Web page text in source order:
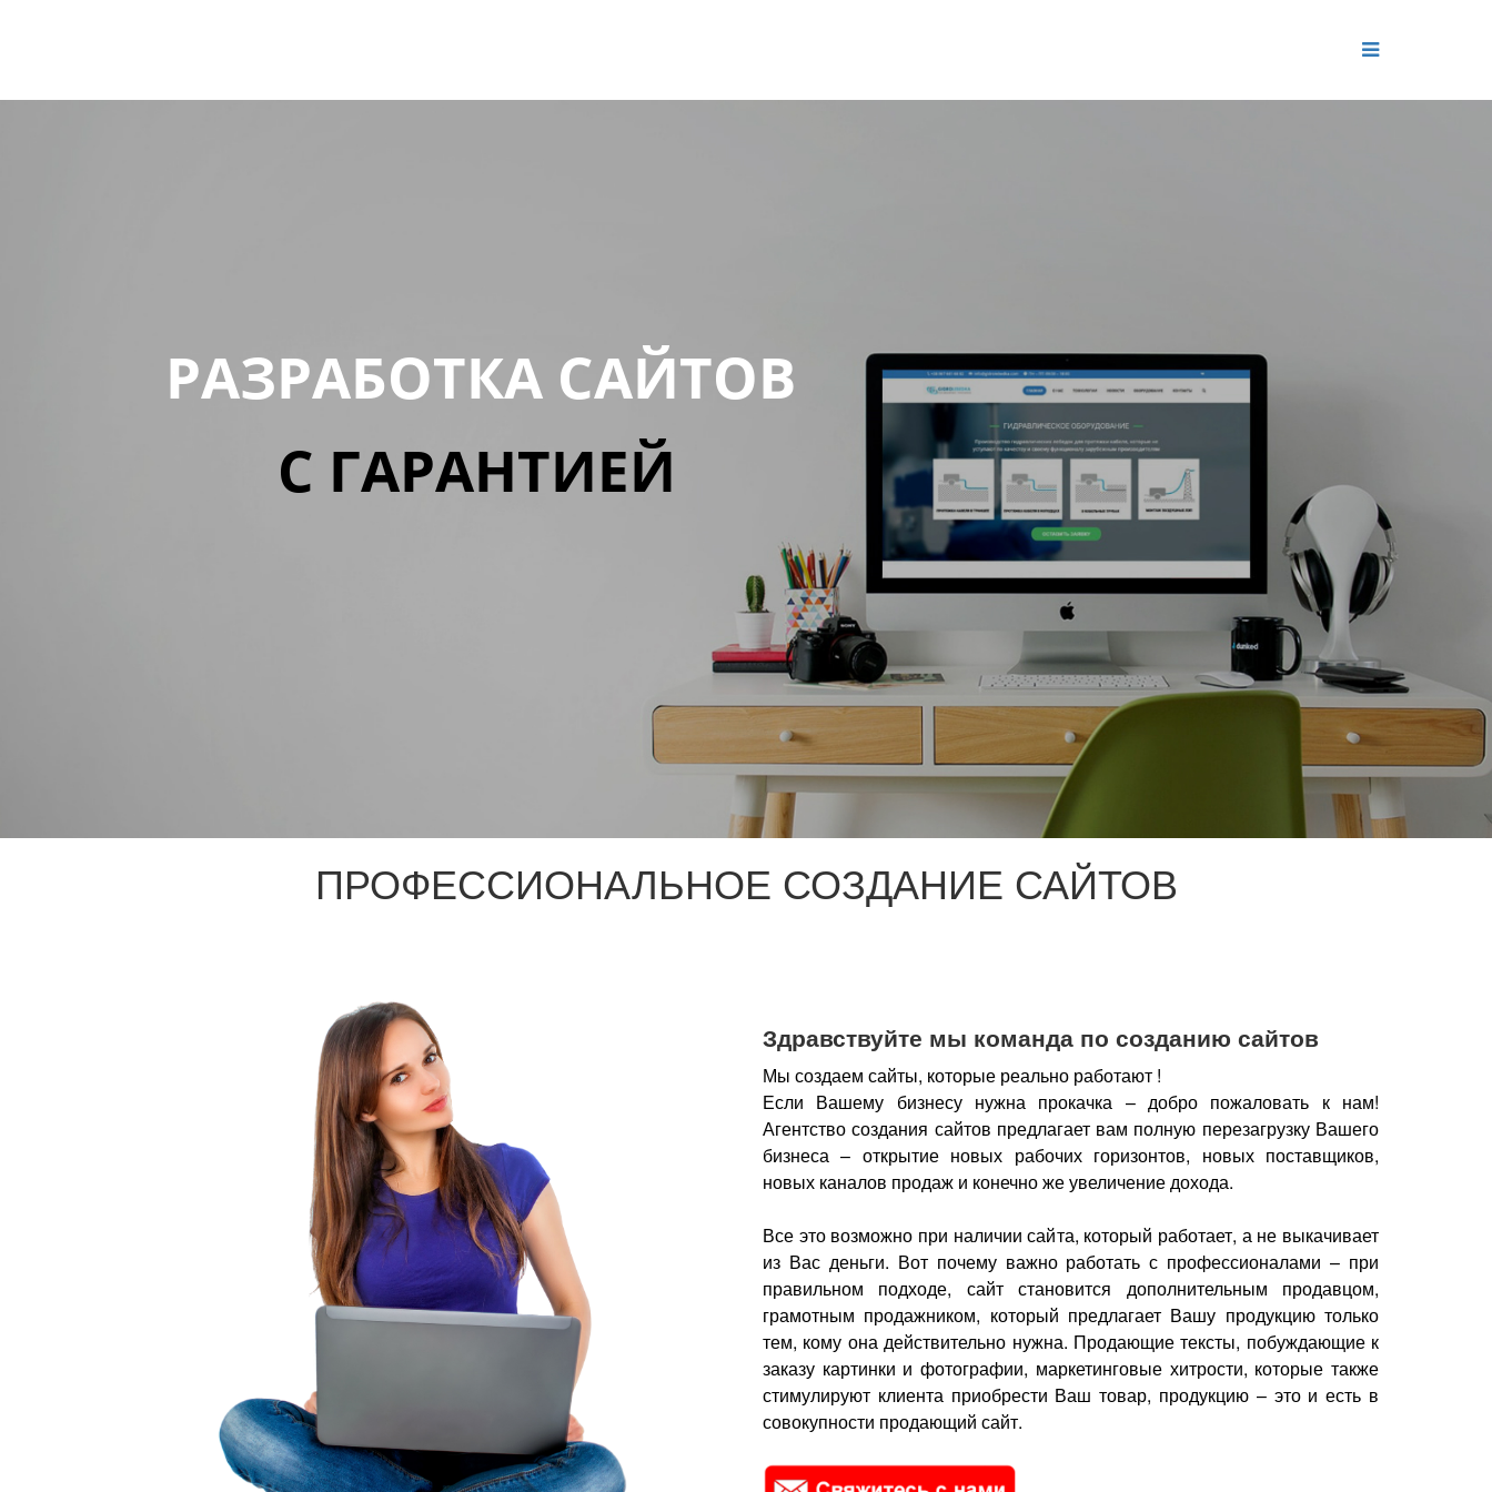
РАЗРАБОТКА САЙТОВ
С ГАРАНТИЕЙ
ПРОФЕССИОНАЛЬНОЕ СОЗДАНИЕ САЙТОВ
Здравствуйте мы команда по созданию сайтов
Мы создаем сайты, которые реально работают !
Если Вашему бизнесу нужна прокачка – добро пожаловать к нам!
Агентство создания сайтов предлагает вам полную перезагрузку Вашего
бизнеса – открытие новых рабочих горизонтов, новых поставщиков,
новых каналов продаж и конечно же увеличение дохода.
Все это возможно при наличии сайта, который работает, а не выкачивает
из Вас деньги. Вот почему важно работать с профессионалами – при
правильном подходе, сайт становится дополнительным продавцом,
грамотным продажником, который предлагает Вашу продукцию только
тем, кому она действительно нужна. Продающие тексты, побуждающие к
заказу картинки и фотографии, маркетинговые хитрости, которые также
стимулируют клиента приобрести Ваш товар, продукцию – это и есть в
совокупности продающий сайт.